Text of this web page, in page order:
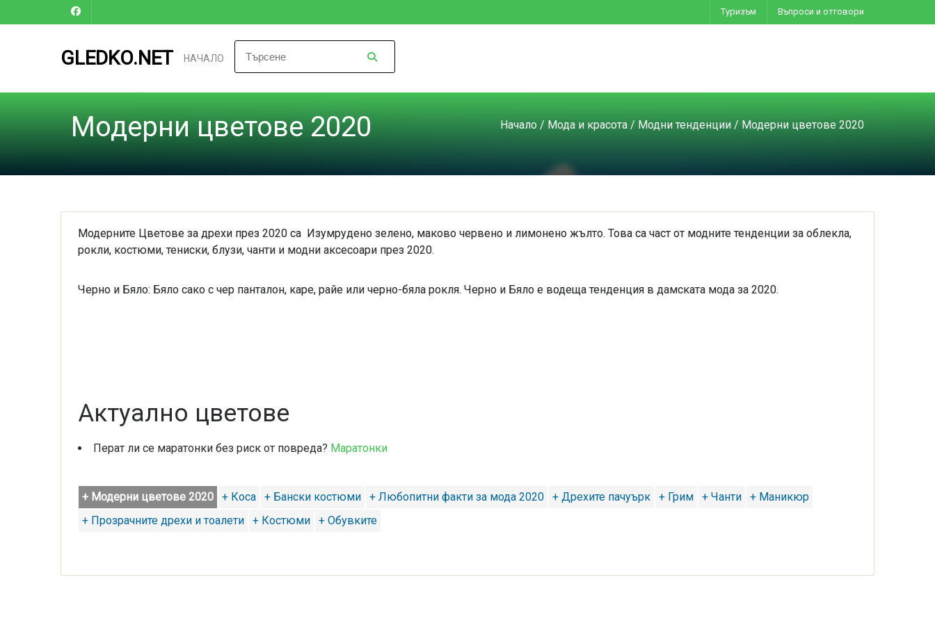
Туризъм Въпроси и отговори
GLEDKO.NET НАЧАЛО
Модерни цветове 2020 Начало / Мода и красота / Модни тенденции / Модерни цветове 2020
Модерните Цветове за дрехи през 2020 са Изумрудено зелено, маково червено и лимонено жълто. Това са част от модните тенденции за облекла,
рокли, костюми, тениски, блузи, чанти и модни аксесоари през 2020.
Черно и Бяло: Бяло сако с чер панталон, каре, райе или черно-бяла рокля. Черно и Бяло е водеща тенденция в дамската мода за 2020.
Актуално цветове
Перат ли се маратонки без риск от повреда? Маратонки
+ Модерни цветове 2020 + Коса + Бански костюми + Любопитни факти за мода 2020 + Дрехите пачуърк + Грим + Чанти
+ Маникюр
+ Прозрачните дрехи и тоалети
+ Костюми + Обувките